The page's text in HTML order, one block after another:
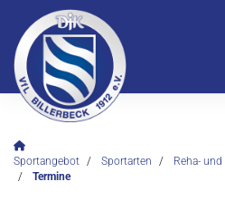
Sportangebot Sportarten
Reha-
Termine